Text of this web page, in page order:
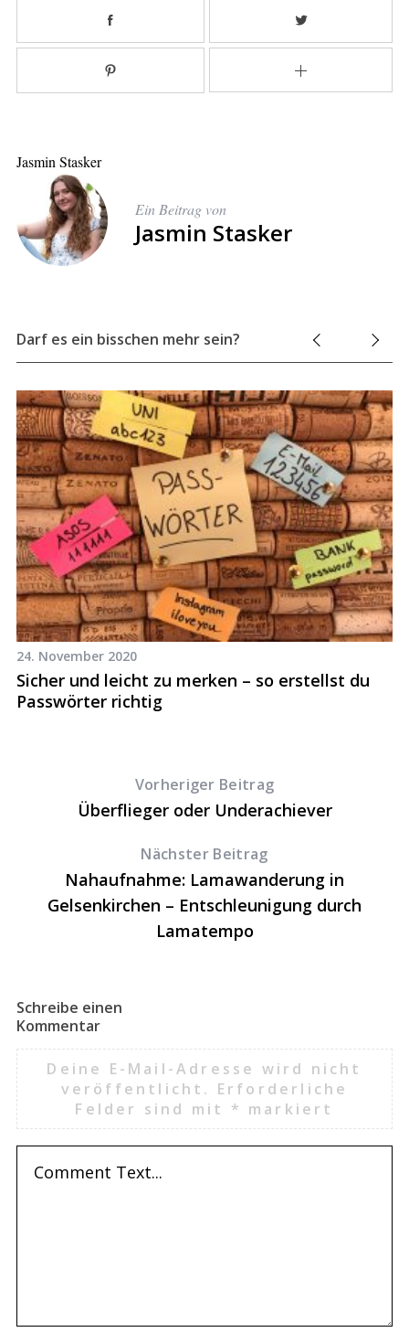
Jasmin Stasker
Ein Beitrag von
Jasmin Stasker
Darf es ein bisschen mehr sein?
24. November 2020
Sicher und leicht zu merken – so erstellst du
Passwörter richtig
Vorheriger Beitrag
Überflieger oder Underachiever
Nächster Beitrag
Nahaufnahme: Lamawanderung in
Gelsenkirchen – Entschleunigung durch
Lamatempo
Schreibe einen
Kommentar
Deine E-Mail-Adresse wird nicht
veröffentlicht. Erforderliche
Felder sind mit * markiert